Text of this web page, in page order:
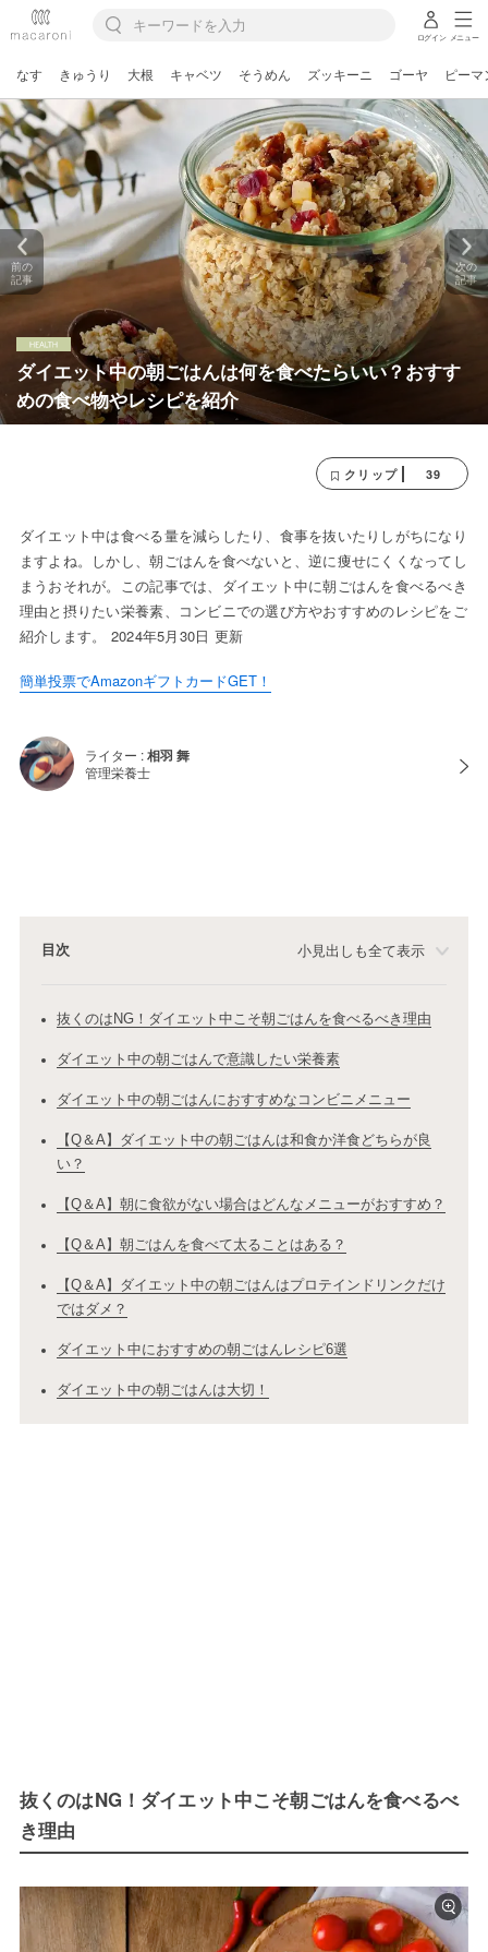
ログイン メニュー
なす きゅうり 大根 キャベツ そうめん ズッキーニ ゴーヤ ピーマ
ダイエット中の朝ごはんは何を食べたらいい？おすす
めの食べ物やレシピを紹介
前の
記事
次の
記事
クリップ 39
ダイエット中は食べる量を減らしたり、食事を抜いたりしがちになり
ますよね。しかし、朝ごはんを食べないと、逆に痩せにくくなってし
まうおそれが。この記事では、ダイエット中に朝ごはんを食べるべき
理由と摂りたい栄養素、コンビニでの選び方やおすすめのレシピをご
紹介します。 2024年5月30日 更新
簡単投票でAmazonギフトカードGET！
ライター :相羽 舞
管理栄養士
目次 小見出しも全て表示
抜くのはNG！ダイエット中こそ朝ごはんを食べるべき理由
ダイエット中の朝ごはんで意識したい栄養素
ダイエット中の朝ごはんにおすすめなコンビニメニュー
【Q＆A】ダイエット中の朝ごはんは和食か洋食どちらが良
い？
【Q＆A】朝に食欲がない場合はどんなメニューがおすすめ？
【Q＆A】朝ごはんを食べて太ることはある？
【Q＆A】ダイエット中の朝ごはんはプロテインドリンクだけ
ではダメ？
ダイエット中におすすめの朝ごはんレシピ6選
ダイエット中の朝ごはんは大切！
抜くのはNG！ダイエット中こそ朝ごはんを食べるべ
き理由